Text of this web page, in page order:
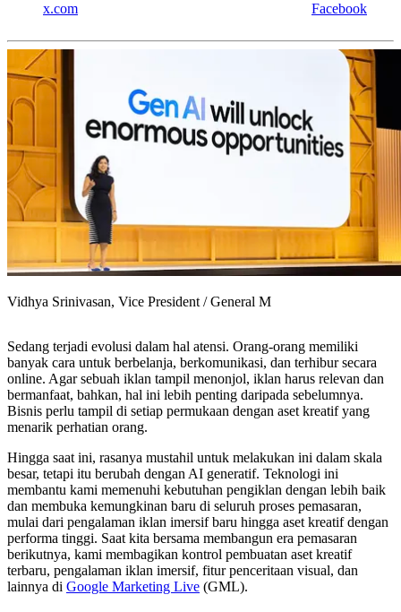
x.com Facebook
Vidhya Srinivasan, Vice President / General M
Sedang terjadi evolusi dalam hal atensi. Orang-orang memiliki
banyak cara untuk berbelanja, berkomunikasi, dan terhibur secara
online. Agar sebuah iklan tampil menonjol, iklan harus relevan dan
bermanfaat, bahkan, hal ini lebih penting daripada sebelumnya.
Bisnis perlu tampil di setiap permukaan dengan aset kreatif yang
menarik perhatian orang.
Hingga saat ini, rasanya mustahil untuk melakukan ini dalam skala
besar, tetapi itu berubah dengan AI generatif. Teknologi ini
membantu kami memenuhi kebutuhan pengiklan dengan lebih baik
dan membuka kemungkinan baru di seluruh proses pemasaran,
mulai dari pengalaman iklan imersif baru hingga aset kreatif dengan
performa tinggi. Saat kita bersama membangun era pemasaran
berikutnya, kami membagikan kontrol pembuatan aset kreatif
terbaru, pengalaman iklan imersif, fitur penceritaan visual, dan
lainnya di Google Marketing Live (GML).